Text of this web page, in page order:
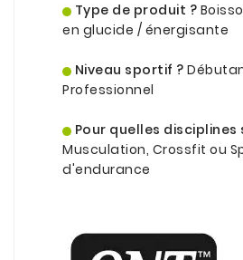
Type de produit ?
en glucide / énergisante
Niveau sportif ?
Professionnel
Pour quelles disciplines
Musculation, Crossfit ou
d'endurance